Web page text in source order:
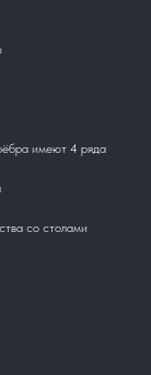
имеют 4 ряда
со столами